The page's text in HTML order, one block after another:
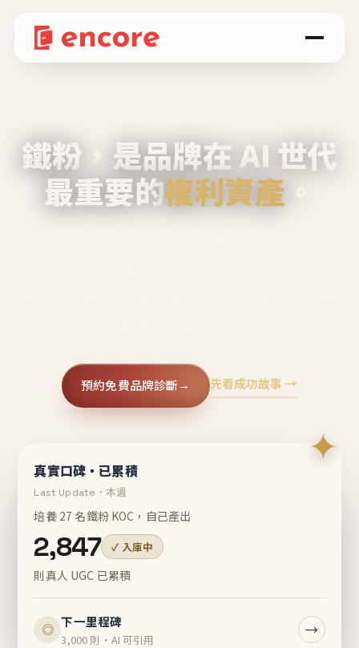
鐵粉，是品牌在 AI 世代
最重要的複利資產 。
預約免費品牌診斷→ 先看成功故事 →
✦
真實口碑・已累積
Last Update・本週
培養 27 名鐵粉 KOC，自己產出
2,847 ✓ 入庫中
則真人 UGC 已累積
◎ 下一里程碑
3,000 則・AI 可引用
→